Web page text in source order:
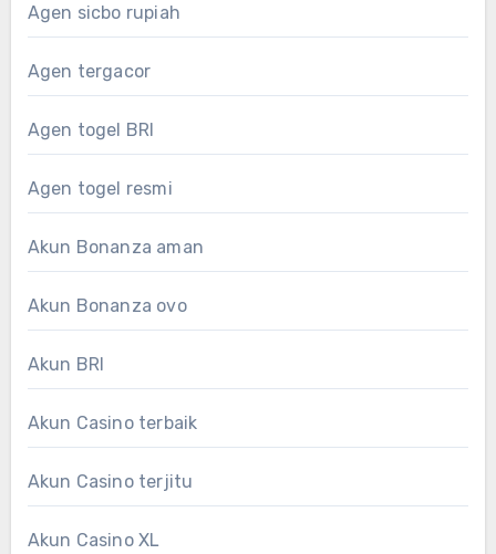
Agen sicbo rupiah
Agen tergacor
Agen togel BRI
Agen togel resmi
Akun Bonanza aman
Akun Bonanza ovo
Akun BRI
Akun Casino terbaik
Akun Casino terjitu
Akun Casino XL